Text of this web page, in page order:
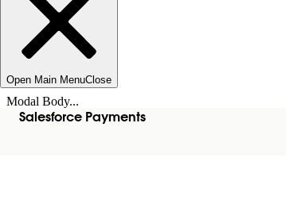
Open Main MenuClose
Modal Body...
Salesforce Payments